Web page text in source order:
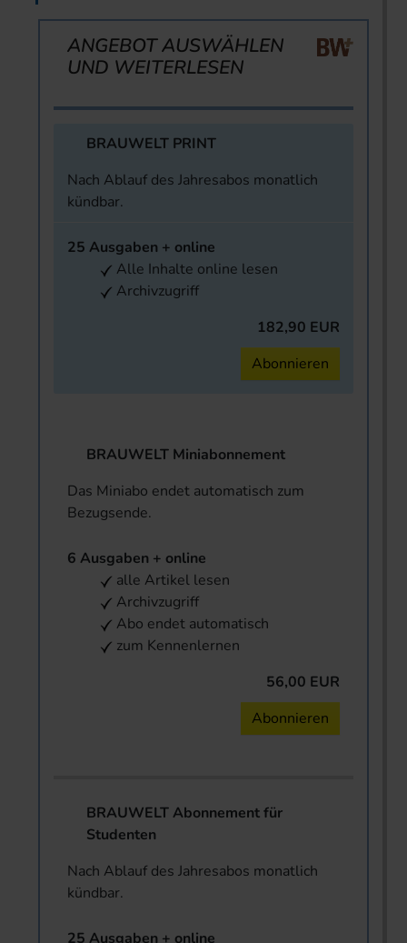
ANGEBOT AUSWÄHLEN
UND WEITERLESEN
BRAUWELT PRINT
Nach Ablauf des Jahresabos monatlich
kündbar.
25 Ausgaben + online
Alle Inhalte online lesen
Archivzugriff
182,90 EUR
Abonnieren
BRAUWELT Miniabonnement
Das Miniabo endet automatisch zum
Bezugsende.
6 Ausgaben + online
alle Artikel lesen
Archivzugriff
Abo endet automatisch
zum Kennenlernen
56,00 EUR
Abonnieren
BRAUWELT Abonnement für
Studenten
Nach Ablauf des Jahresabos monatlich
kündbar.
25 Ausgaben + online